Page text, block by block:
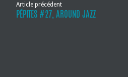
Article précédent
PÉPITES #27, AROUND JAZZ